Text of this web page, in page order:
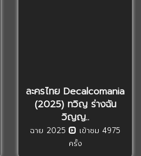
ละครไทย Decalcomania
(2025) ทวิญ ร่างฉัน
วิญญ..
ฉาย 2025
เข้าชม 4975
ครั้ง